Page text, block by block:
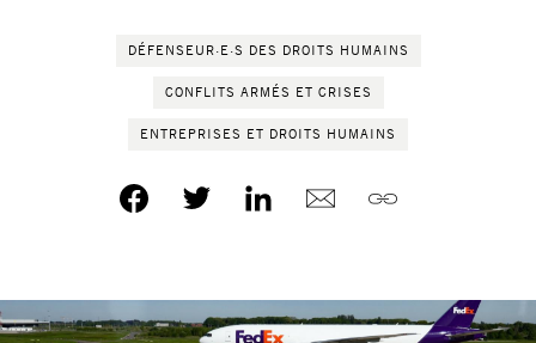
DÉFENSEUR·E·S DES DROITS HUMAINS
CONFLITS ARMÉS ET CRISES
ENTREPRISES ET DROITS HUMAINS